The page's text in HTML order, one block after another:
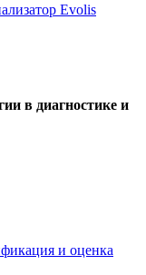
Evolis
в диагностике и
и оценка